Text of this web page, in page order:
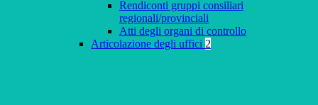
Rendiconti gruppi consiliari
regionali/provinciali
Atti degli organi di controllo
Articolazione degli uffici 2